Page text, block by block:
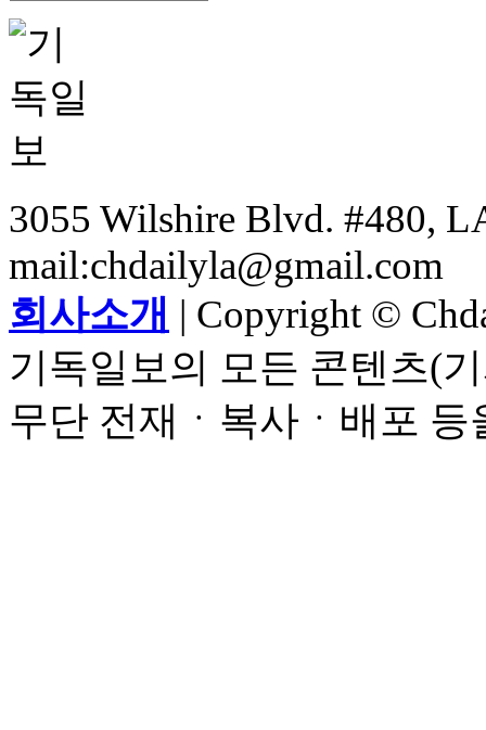
3055 Wilshire Blvd. #480,
mail:chdailyla@gmail.com
회사소개 | Copyright ©
기독일보의 모든 콘텐츠(
무단 전재ㆍ복사ㆍ배포 등